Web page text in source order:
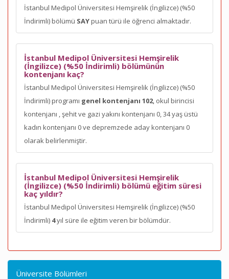
İstanbul Medipol Üniversitesi Hemşirelik (İngilizce) (%50
İndirimli) bölümü SAYpuan türü ile öğrenci almaktadır.
İstanbul Medipol Üniversitesi Hemşirelik
(İngilizce) (%50 İndirimli) bölümünün
kontenjanı kaç?
İstanbul Medipol Üniversitesi Hemşirelik (İngilizce) (%50
İndirimli) programı genel kontenjanı 102, okul birincisi
kontenjanı , şehit ve gazi yakını kontenjanı 0, 34 yaş üstü
kadın kontenjanı 0 ve depremzede aday kontenjanı 0
olarak belirlenmiştir.
İstanbul Medipol Üniversitesi Hemşirelik
(İngilizce) (%50 İndirimli) bölümü eğitim süresi
kaç yıldır?
İstanbul Medipol Üniversitesi Hemşirelik (İngilizce) (%50
İndirimli) 4yıl süre ile eğitim veren bir bölümdür.
Üniversite Bölümleri